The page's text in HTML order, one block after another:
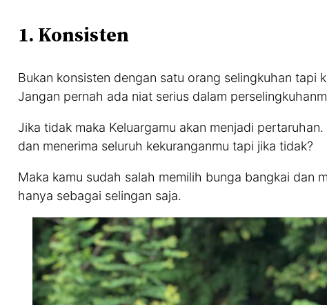
1. Konsisten
Bukan konsisten dengan satu orang selingkuhan tapi
Jangan pernah ada niat serius dalam
Jika tidak maka Keluargamu akan menjadi
dan menerima seluruh kekuranganmu tapi jika tidak?
Maka kamu sudah salah memilih bunga bangkai dan
hanya sebagai selingan saja.